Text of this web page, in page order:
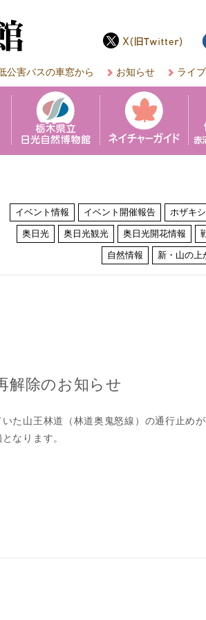
公害バスの車窓から お知らせ ライ
イベント情報 イベント開催報告 ホザキ
奥日光 奥日光観光 奥日光開花情報
自然情報 新・山の上
解除のお知らせ
た山王林道（林道奥鬼怒線）の通行止め
なります。